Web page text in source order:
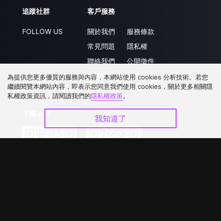
追蹤社群
FOLLOW US
客戶服務
關於我們
常見問題
聯絡我們
升級VIP
服務條款
隱私權
公開徵件
合作洽談
為提供您更多優質的服務與內容，本網站使用 cookies 分析技術。若您
繼續閱覽本網站內容，即表示您同意我們使用 cookies，關於更多相關隱
私權政策資訊，請閱讀我們的隱私權政策。
我知道了